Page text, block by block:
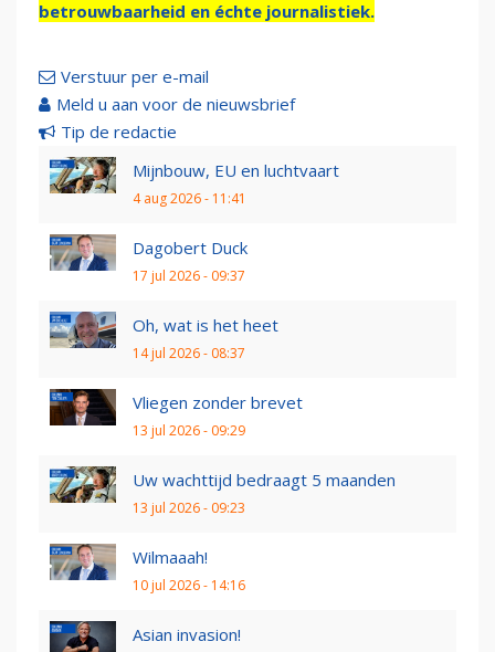
betrouwbaarheid en échte journalistiek.
Verstuur per e-mail
Meld u aan voor de nieuwsbrief
Tip de redactie
Mijnbouw, EU en luchtvaart
4 aug 2026 - 11:41
Dagobert Duck
17 jul 2026 - 09:37
Oh, wat is het heet
14 jul 2026 - 08:37
Vliegen zonder brevet
13 jul 2026 - 09:29
Uw wachttijd bedraagt 5 maanden
13 jul 2026 - 09:23
Wilmaaah!
10 jul 2026 - 14:16
Asian invasion!